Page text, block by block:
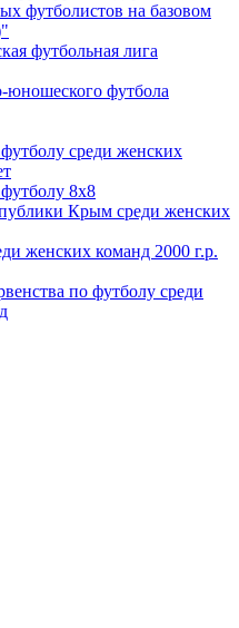
футболистов на базовом
футбольная лига
юношеского футбола
среди женских
8х8
Крым среди женских
женских команд 2000 г.р.
по футболу среди